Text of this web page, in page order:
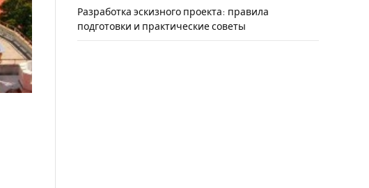
Разработка эскизного проекта: правила
подготовки и практические советы